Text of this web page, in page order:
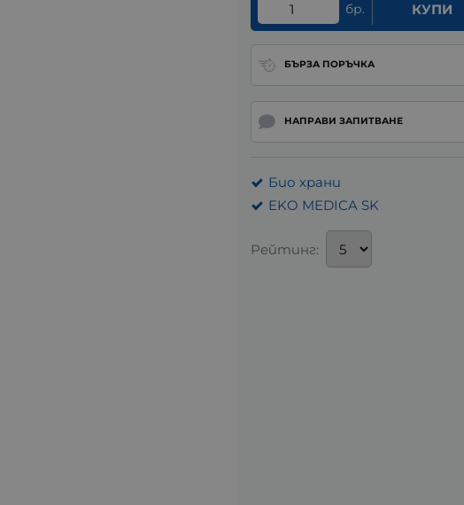
бр. КУПИ
БЪРЗА ПОРЪЧКА
НАПРАВИ ЗАПИТВАНЕ
Био храни
EKO MEDICA SK
Рейтинг: